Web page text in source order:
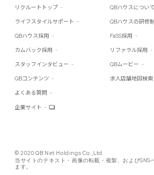
リクルートトップ QBハウスについて
ライフスタイルサポート QBハウスの研修
QBハウス採用 FaSS採用
カムバック採用 リファラル採用
スタッフインタビュー QBムービー
QBコンテンツ 求人店舗地図検索
よくある質問
企業サイト
© 2020 QB Net Holdings Co.,Ltd.
当サイトのテキスト・画像の転載・複製、およびSNS
ます。